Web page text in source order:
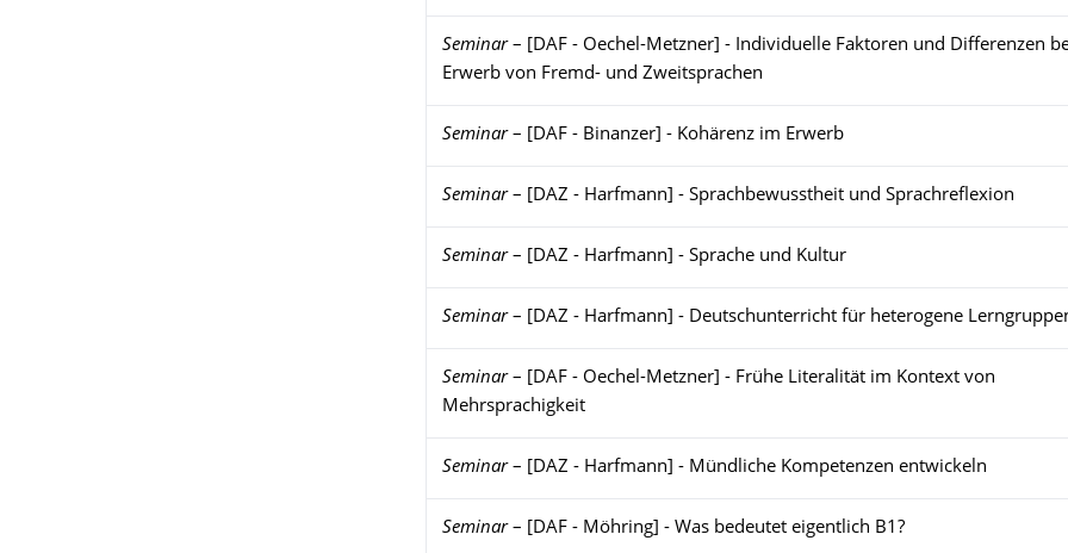
Seminar–
[DAF - Oechel-Metzner] - Individuelle Faktoren und Differenzen
Erwerb von Fremd- und Zweitsprachen
Seminar– [DAF - Binanzer] - Kohärenz im Erwerb
Seminar– [DAZ - Harfmann] - Sprachbewusstheit und Sprachreflexion
Seminar– [DAZ - Harfmann] - Sprache und Kultur
Seminar– [DAZ - Harfmann] - Deutschunterricht für heterogene
Seminar–
[DAF - Oechel-Metzner] - Frühe Literalität im Kontext von
Mehrsprachigkeit
Seminar– [DAZ - Harfmann] - Mündliche Kompetenzen entwickeln
Seminar– [DAF - Möhring] - Was bedeutet eigentlich B1?